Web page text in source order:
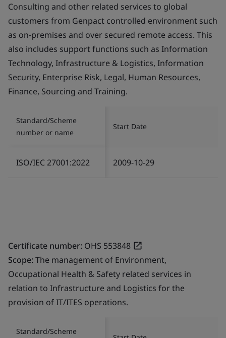
Consulting and other related services to global
customers from Genpact controlled environment such
as on-premises and over secured remote access. This
also includes support functions such as Information
Technology, Infrastructure & Logistics, Information
Security, Enterprise Risk, Legal, Human Resources,
Finance, Sourcing and Training.
Standard/Scheme
number or name
Start Date
ISO/IEC 27001:2022 2009-10-29
Certificate number: OHS 553848
Scope:The management of Environment,
Occupational Health & Safety related services in
relation to Infrastructure and Logistics for the
provision of IT/ITES operations.
Standard/Scheme